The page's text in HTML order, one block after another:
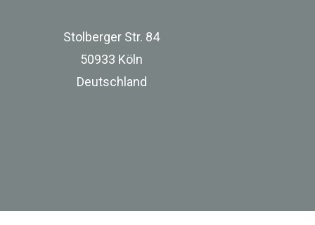
Stolberger Str. 84
50933 Köln
Deutschland